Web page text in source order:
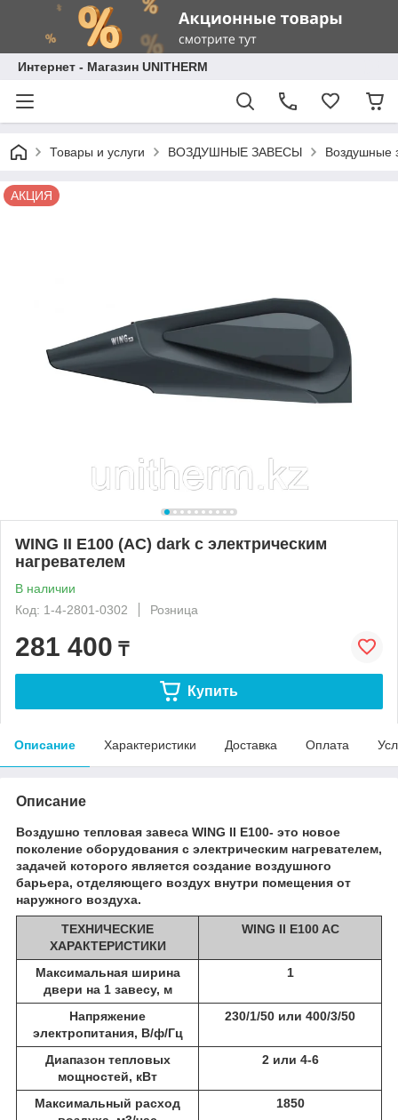
Интернет - Магазин UNITHERM
Товары и услуги ВОЗДУШНЫЕ ЗАВЕСЫ Воздушные
АКЦИЯ
WING II E100 (AC) dark с электрическим
нагревателем
В наличии
Код: 1-4-2801-0302
Розница
281 400 ₸
Купить
Описание Характеристики Доставка Оплата
Описание
Воздушно тепловая завеса WING II E100- это новое
поколение оборудования с электрическим нагревателем,
задачей которого является создание воздушного
барьера, отделяющего воздух внутри помещения от
наружного воздуха.
ТЕХНИЧЕСКИЕ
ХАРАКТЕРИСТИКИ
WING II E100 AC
Максимальная ширина
двери на 1 завесу, м
1
Напряжение
электропитания, В/ф/Гц
230/1/50 или 400/3/50
Диапазон тепловых
мощностей, кВт
2 или 4-6
Максимальный расход
1850